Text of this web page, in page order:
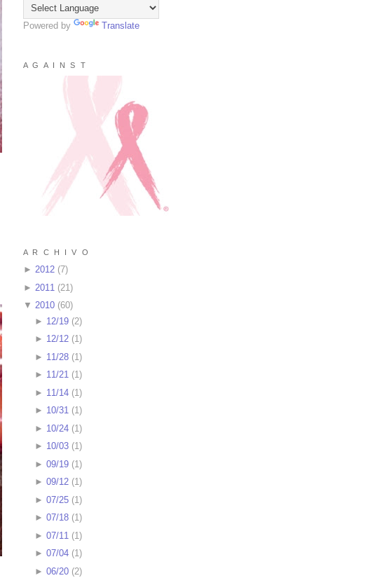
Powered by Translate
A G A I N S T
A R C H I V O
► 2012 (7)
► 2011 (21 )
▼ 2010 (60)
► 12/19(2)
► 12/12(1)
► 11/28(1)
► 11/21(1)
► 11/14(1)
► 10/31(1)
► 10/24(1)
► 10/03(1)
► 09/19(1)
► 09/12(1)
► 07/25(1)
► 07/18(1)
► 07/11 (1)
► 07/04(1)
► 06/20(2)